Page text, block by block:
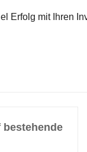
Erfolg mit Ihren